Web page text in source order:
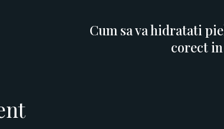
Cum sa va hidratati
corect